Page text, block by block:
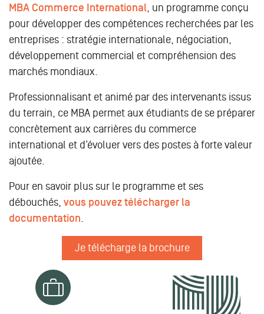
MBA Commerce International, un programme conçu
pour développer des compétences recherchées par les
entreprises : stratégie internationale, négociation,
développement commercial et compréhension des
marchés mondiaux.
Professionnalisant et animé par des intervenants issus
du terrain, ce MBA permet aux étudiants de se préparer
concrètement aux carrières du commerce
international et d’évoluer vers des postes à forte valeur
ajoutée.
Pour en savoir plus sur le programme et ses
débouchés, vous pouvez télécharger la
documentation.
Je télécharge la brochure